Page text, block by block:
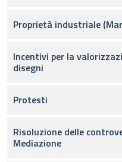
Proprietà industriale
Incentivi per la
disegni
Protesti
Risoluzione delle
Mediazione